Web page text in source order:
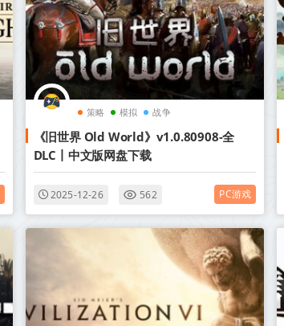
策略 模拟 战争
《旧世界 Old World》v1.0.80908-全
DLC丨中文版网盘下载
2025-12-26 562 PC游戏